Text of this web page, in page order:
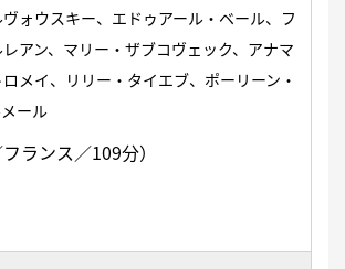
ォウスキー、エドゥアール・ベール、フ
アン、マリー・ザブコヴェック、アナマ
メイ、リリー・タイエブ、ポーリーン・
ール
ランス／109分）